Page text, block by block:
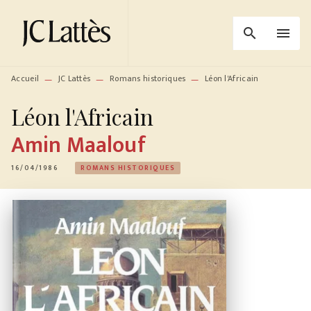
MENU RECHERCHE
PIED DE PAGE
search menu
Accueil — JC Lattès — Romans historiques — Léon l'Africain
Léon l'Africain
Amin Maalouf
16/04/1986 ROMANS HISTORIQUES